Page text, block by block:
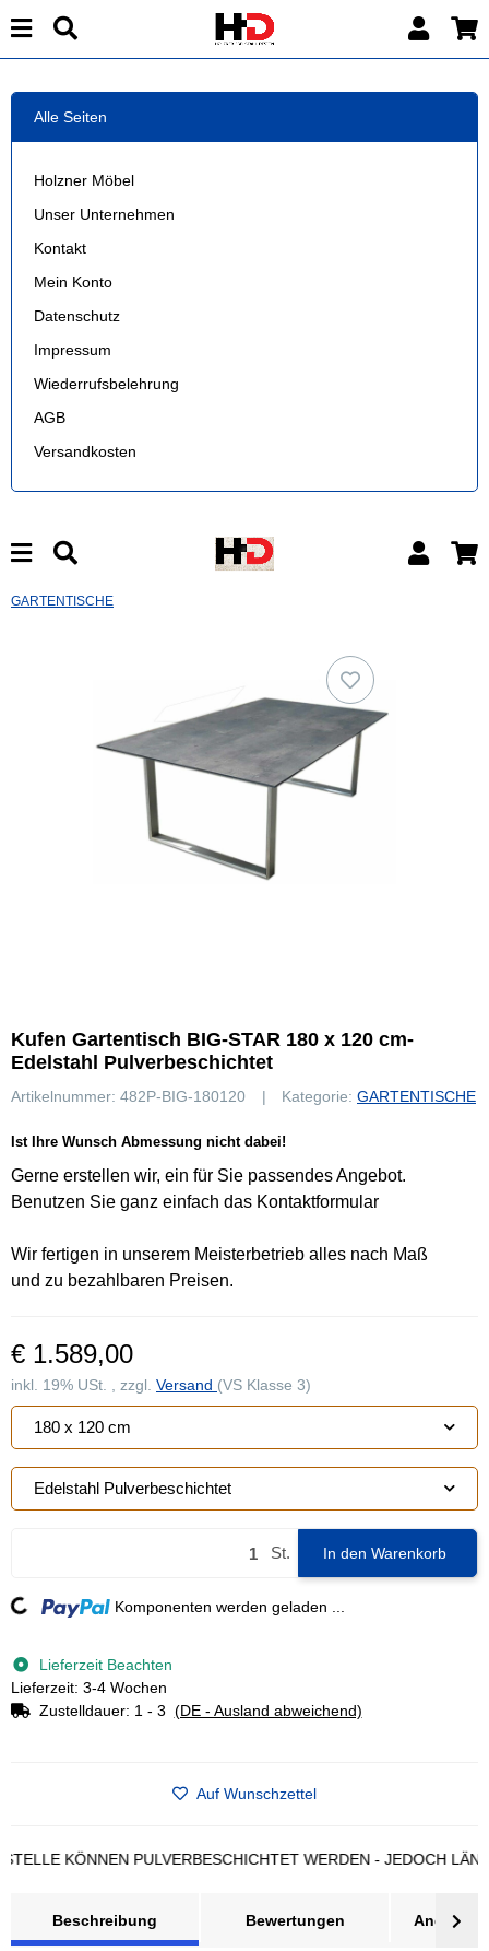
Alle Seiten
Holzner Möbel
Unser Unternehmen
Kontakt
Mein Konto
Datenschutz
Impressum
Wiederrufsbelehrung
AGB
Versandkosten
GARTENTISCHE
Kufen Gartentisch BIG-STAR 180 x 120 cm-
Edelstahl Pulverbeschichtet
Artikelnummer: 482P-BIG-180120 Kategorie: GARTENTISCHE
Ist Ihre Wunsch Abmessung nicht dabei!
Gerne erstellen wir, ein für Sie passendes Angebot.
Benutzen Sie ganz einfach das Kontaktformular
Wir fertigen in unserem Meisterbetrieb alles nach Maß
und zu bezahlbaren Preisen.
€ 1.589,00
inkl. 19% USt. , zzgl. Versand (VS Klasse 3)
180 x 120 cm
Edelstahl Pulverbeschichtet
St. In den Warenkorb
Komponenten werden geladen ...
Lieferzeit Beachten
Lieferzeit: 3-4 Wochen
Zustelldauer: 1 - 3 (DE - Ausland abweichend)
Auf Wunschzettel
KÖNNEN PULVERBESCHICHTET WERDEN - JEDOCH
Beschreibung Bewertungen Angebot